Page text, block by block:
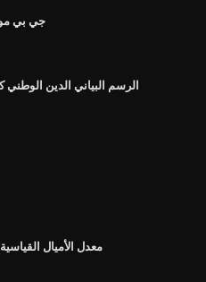
جي بي
الرسم البياني الدين الوطني
معدل الأميال القياسية